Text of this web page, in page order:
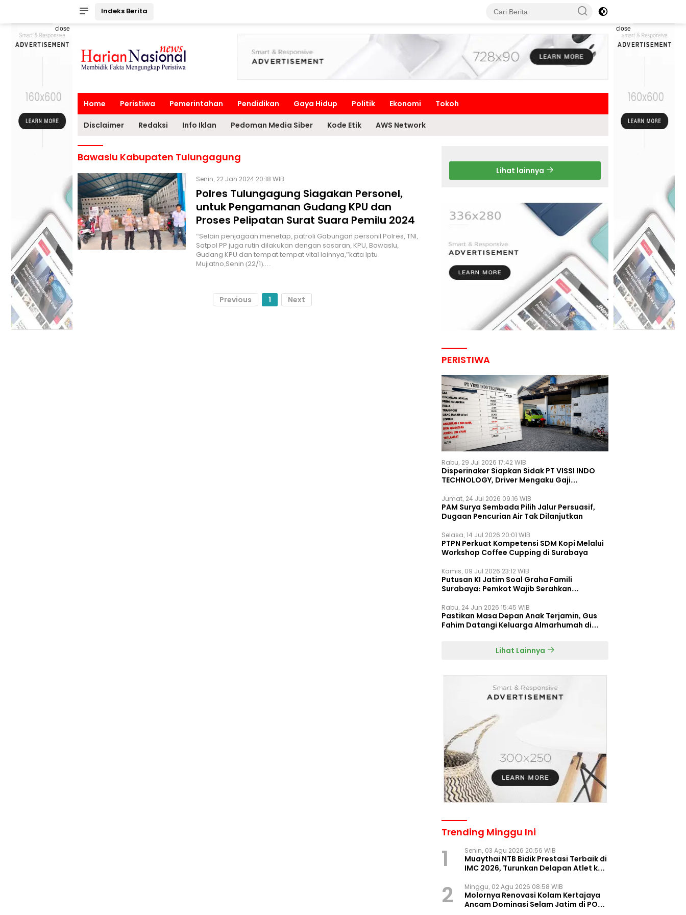
Indeks Berita
close close
Home Peristiwa Pemerintahan Pendidikan Gaya Hidup Politik Ekonomi Tokoh
Disclaimer Redaksi Info Iklan Pedoman Media Siber Kode Etik AWS Network
Bawaslu Kabupaten Tulungagung
Senin, 22 Jan 2024 20:18 WIB
Polres Tulungagung Siagakan Personel,
untuk Pengamanan Gudang KPU dan
Proses Pelipatan Surat Suara Pemilu 2024
“Selain penjagaan menetap, patroli Gabungan personil Polres, TNI,
Satpol PP juga rutin dilakukan dengan sasaran, KPU, Bawaslu,
Gudang KPU dan tempat tempat vital lainnya,”kata Iptu
Mujiatno,Senin (22/1).…
Previous 1 Next
Lihat lainnya
PERISTIWA
Rabu, 29 Jul 2026 17:42 WIB
Disperinaker Siapkan Sidak PT VISSI INDO
TECHNOLOGY, Driver Mengaku Gaji
Jumat, 24 Jul 2026 09:16 WIB
PAM Surya Sembada Pilih Jalur Persuasif,
Dugaan Pencurian Air Tak Dilanjutkan
Selasa, 14 Jul 2026 20:01 WIB
PTPN Perkuat Kompetensi SDM Kopi Melalui
Workshop Coffee Cupping di Surabaya
Kamis, 09 Jul 2026 23:12 WIB
Putusan KI Jatim Soal Graha Famili
Surabaya: Pemkot Wajib Serahkan
Rabu, 24 Jun 2026 15:45 WIB
Pastikan Masa Depan Anak Terjamin, Gus
Fahim Datangi Keluarga Almarhumah di
Lihat Lainnya
Trending Minggu Ini
1 Senin, 03 Agu 2026 20:56 WIB
Muaythai NTB Bidik Prestasi Terbaik di
IMC 2026, Turunkan Delapan Atlet ke
2 Minggu, 02 Agu 2026 08:58 WIB
Molornya Renovasi Kolam Kertajaya
Ancam Dominasi Selam Jatim di PON